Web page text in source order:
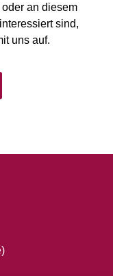
an diesem
sind,
uns auf.